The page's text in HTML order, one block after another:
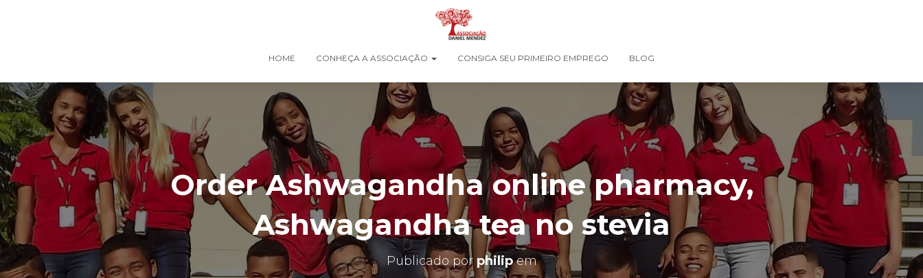
HOME CONHEÇA A ASSOCIAÇÃO CONSIGA SEU PRIMEIRO EMPREGO BLOG
Order Ashwagandha online pharmacy,
Ashwagandha tea no stevia
Publicado por philipem